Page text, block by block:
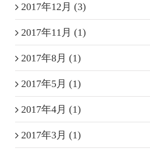
2017年12月 (3)
2017年11月 (1)
2017年8月 (1)
2017年5月 (1)
2017年4月 (1)
2017年3月 (1)